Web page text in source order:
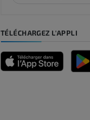
TÉLÉCHARGEZ L'APPLI